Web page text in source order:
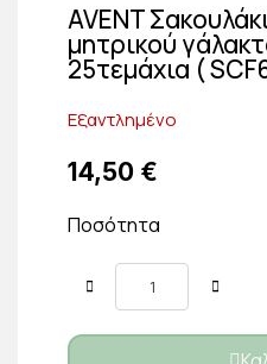
AVENT
μητρικού
25τεμάχια (
Εξαντλημένο
14,50 €
Ποσότητα